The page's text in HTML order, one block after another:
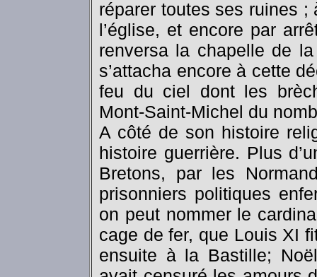
réparer toutes ses ruines
l’église, et encore par
renversa la chapelle de
s’attacha encore à cette
feu du ciel dont les
Mont-Saint-Michel du
A côté de son histoire
histoire guerrière. Plus
Bretons, par les
prisonniers politiques
on peut nommer le
cage de fer, que Louis XI
ensuite à la Bastille;